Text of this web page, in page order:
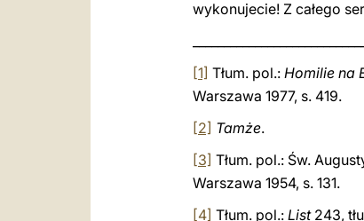
wykonujecie! Z całego
[1] Tłum. pol.: Homilie na
Warszawa 1977, s. 419.
[2] Tamże.
[3] Tłum. pol.: Św.
Warszawa 1954, s. 131.
[4] Tłum. pol.: List243,